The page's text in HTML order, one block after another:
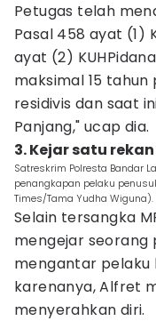
Petugas telah
Pasal 458 ayat (1)
ayat (2)
maksimal 15
residivis dan saat
Panjang," ucap dia.
3. Kejar satu
Satreskrim Polresta Bandar
penangkapan pelaku
Times/Tama Yudha Wiguna).
Selain tersangka
mengejar seorang
mengantar pelaku
karenanya, Alfret
menyerahkan diri.